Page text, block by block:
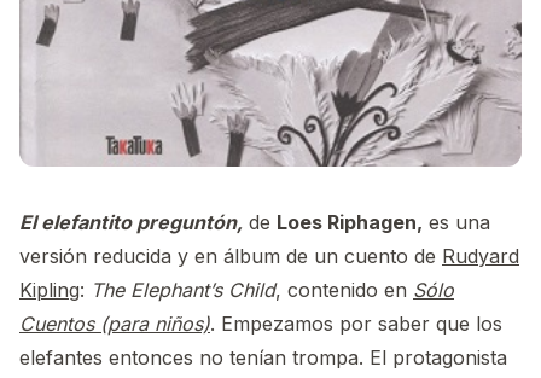
El elefantito preguntón, de Loes Riphagen, es una
versión reducida y en álbum de un cuento de Rudyard
Kipling: The Elephant’s Child, contenido en Sólo
Cuentos (para niños). Empezamos por saber que los
elefantes entonces no tenían trompa. El protagonista